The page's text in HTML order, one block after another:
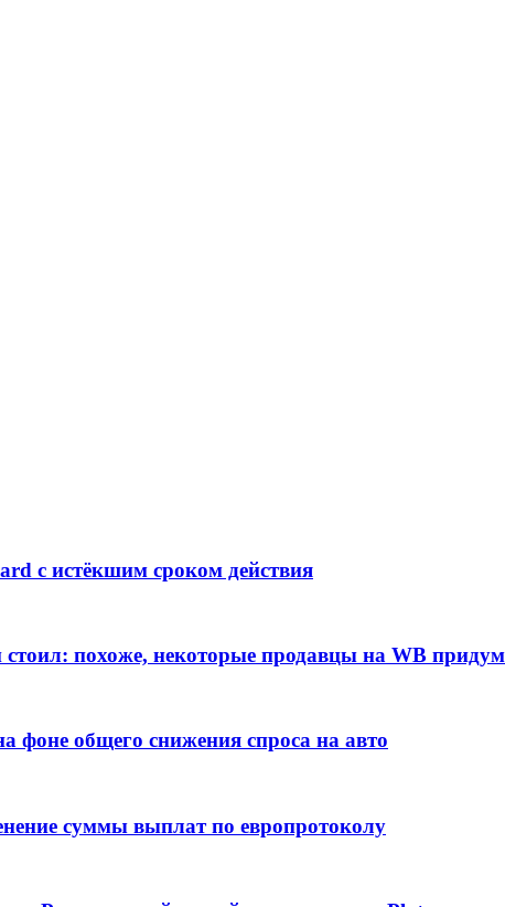
с истёкшим сроком действия
стоил: похоже, некоторые продавцы на WB
фоне общего снижения спроса на авто
суммы выплат по европротоколу